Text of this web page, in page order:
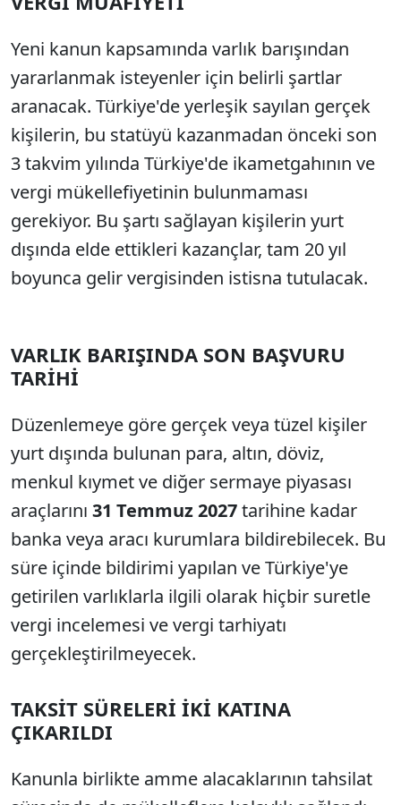
Yeni kanun kapsamında varlık barışından
yararlanmak isteyenler için belirli şartlar
aranacak. Türkiye'de yerleşik sayılan gerçek
kişilerin, bu statüyü kazanmadan önceki son
3 takvim yılında Türkiye'de ikametgahının ve
vergi mükellefiyetinin bulunmaması
gerekiyor. Bu şartı sağlayan kişilerin yurt
dışında elde ettikleri kazançlar, tam 20 yıl
boyunca gelir vergisinden istisna tutulacak.
VARLIK BARIŞINDA SON BAŞVURU
TARİHİ
Düzenlemeye göre gerçek veya tüzel kişiler
yurt dışında bulunan para, altın, döviz,
menkul kıymet ve diğer sermaye piyasası
araçlarını 31 Temmuz 2027tarihine kadar
banka veya aracı kurumlara bildirebilecek. Bu
süre içinde bildirimi yapılan ve Türkiye'ye
getirilen varlıklarla ilgili olarak hiçbir suretle
vergi incelemesi ve vergi tarhiyatı
gerçekleştirilmeyecek.
TAKSİT SÜRELERİ İKİ KATINA
ÇIKARILDI
Kanunla birlikte amme alacaklarının tahsilat